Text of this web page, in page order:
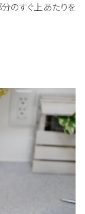
のすぐ上あたりを